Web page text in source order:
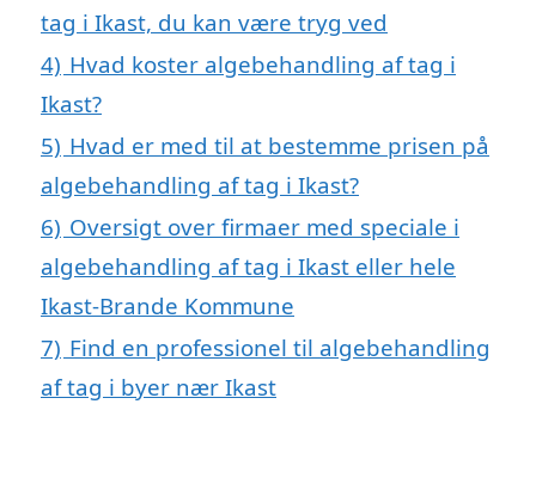
tag i Ikast, du kan være tryg ved
4) Hvad koster algebehandling af tag i
Ikast?
5) Hvad er med til at bestemme prisen på
algebehandling af tag i Ikast?
6) Oversigt over firmaer med speciale i
algebehandling af tag i Ikast eller hele
Ikast-Brande Kommune
7) Find en professionel til algebehandling
af tag i byer nær Ikast